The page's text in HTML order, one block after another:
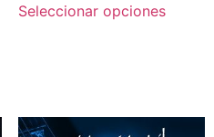
Seleccionar opciones